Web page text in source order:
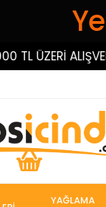
ÜZERİ
YAĞLAMA